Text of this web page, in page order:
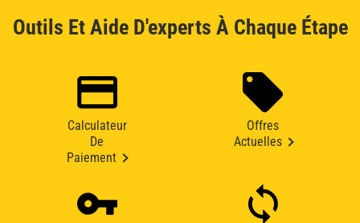
Outils Et Aide D'experts À Chaque Étape
Calculateur
De
Paiement
Offres
Actuelles